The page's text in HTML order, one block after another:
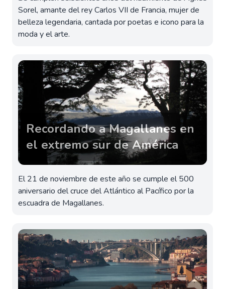
Sorel, amante del rey Carlos VII de Francia, mujer de
belleza legendaria, cantada por poetas e icono para la
moda y el arte.
Recordando a Magallanes en
el extremo sur de América
El 21 de noviembre de este año se cumple el 500
aniversario del cruce del Atlántico al Pacífico por la
escuadra de Magallanes.